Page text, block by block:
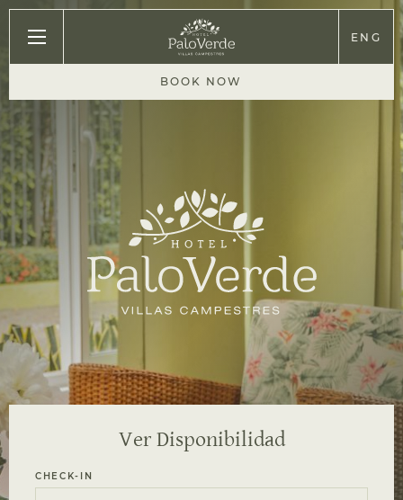
ENG
BOOK NOW
Sección
De
Introducción.
¡Avanzar!
Ver Disponibilidad
CHECK-IN